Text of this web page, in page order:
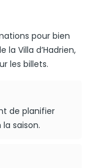
pour bien
Villa d’Hadrien,
les billets.
de planifier
saison.